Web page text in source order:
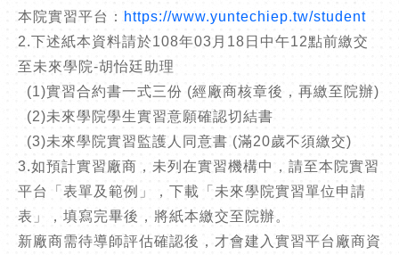
本院實習平台： https://www.yuntechiep.tw/student
2.下述紙本資料請於108年03月18日中午12點前繳交
至未來學院-胡怡廷助理
(1)實習合約書一式三份 (經廠商核章後，再繳至院辦)
(2)未來學院學生實習意願確認切結書
(3)未來學院實習監護人同意書 (滿20歲不須繳交)
3.如預計實習廠商，未列在實習機構中，請至本院實習
平台「表單及範例」，下載「未來學院實習單位申請
表」，填寫完畢後，將紙本繳交至院辦。
新廠商需待導師評估確認後，才會建入實習平台廠商資